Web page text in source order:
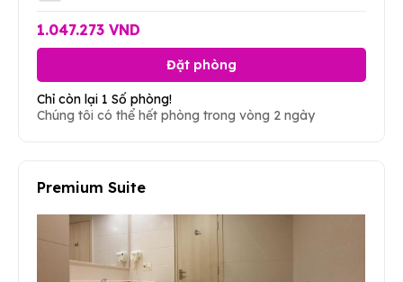
1.047.273 VND
Đặt phòng
Chỉ còn lại 1 Số phòng!
Chúng tôi có thể hết phòng trong vòng 2 ngày
Premium Suite